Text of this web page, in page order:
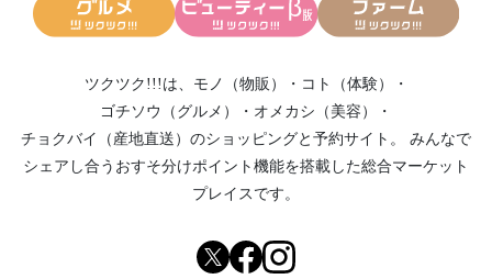
ツクツク!!!は、 モノ（物販） ・ コト（体験）
・
ゴチソウ（グルメ）
・ オメカシ（美容）
・
チョクバイ（産地直送） のショッピングと予約サイト。
みんなで
シェアし合う おすそ分けポイント機能を搭載した総合マーケット
プレイスです。